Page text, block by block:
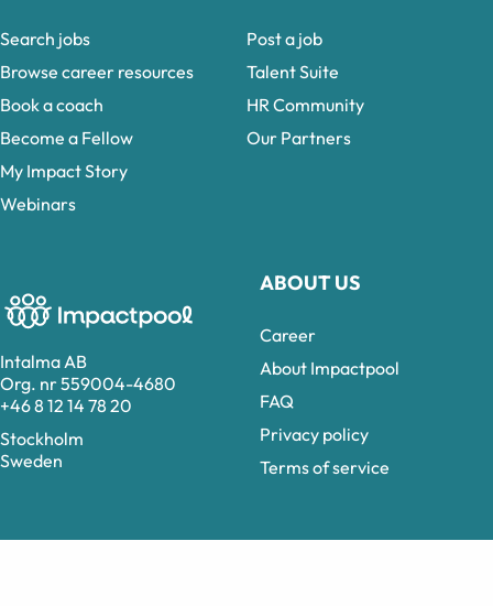
Intalma AB
Org. nr 559004-4680
+46 8 12 14 78 20
Stockholm
Sweden
ABOUT US
Career
About Impactpool
FAQ
Privacy policy
Terms of service
Search jobs
Browse career resources
Book a coach
Become a Fellow
My Impact Story
Webinars
Post a job
Talent Suite
HR Community
Our Partners